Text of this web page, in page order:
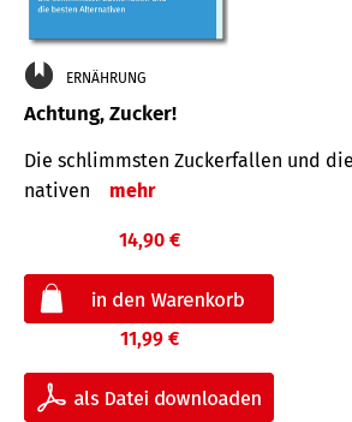
ERNÄHRUNG
Achtung, Zucker!
Die schlimmsten Zucker­fallen und
nativen
mehr
14,90 €
11,99 €